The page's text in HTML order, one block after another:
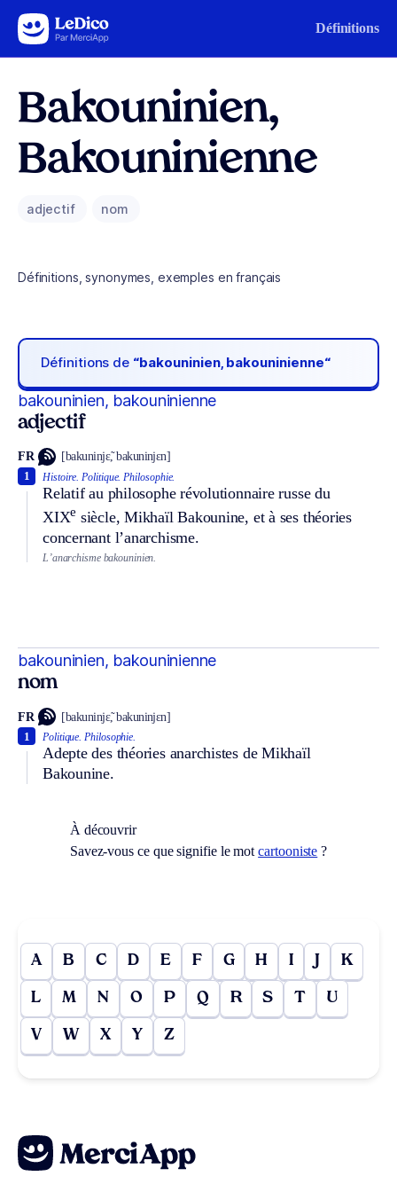
Aller au contenu Définitions
Bakouninien,
Bakouninienne
adjectif nom
Définitions, synonymes, exemples en français
Définitions de “bakouninien, bakouninienne“
bakouninien, bakouninienne
adjectif
FR [bakuninjɛ̃, bakuninjɛn]
Histoire. Politique. Philosophie.
Relatif au philosophe révolutionnaire russe du
XIXe siècle, Mikhaïl Bakounine, et à ses théories
concernant l’anarchisme.
1
L’anarchisme bakouninien.
bakouninien, bakouninienne
nom
FR [bakuninjɛ̃, bakuninjɛn]
Politique. Philosophie.
Adepte des théories anarchistes de Mikhaïl
Bakounine.
1
À découvrir
Savez-vous ce que signifie le motcartooniste ?
A B C D E F G H I J K
L M N O P Q R S T U
V W X Y Z